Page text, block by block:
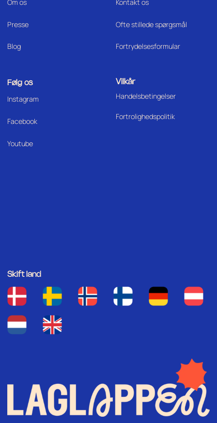
Om os
Presse
Blog
Kontakt os
Ofte stillede spørgsmål
Fortrydelsesformular
Følg os
Instagram
Facebook
Youtube
Vilkår
Handelsbetingelser
Fortrolighedspolitik
Skift land